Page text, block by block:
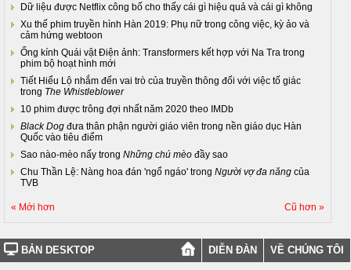
Dữ liệu được Netflix công bố cho thấy cái gì hiệu quả và cái gì không
Xu thế phim truyền hình Hàn 2019: Phụ nữ trong công việc, kỳ ảo và
cảm hứng webtoon
Ống kính Quái vật Điện ảnh: Transformers kết hợp với Na Tra trong
phim bộ hoạt hình mới
Tiết Hiểu Lộ nhắm đến vai trò của truyền thông đối với việc tố giác
trong The Whistleblower
10 phim được trông đợi nhất năm 2020 theo IMDb
Black Dog đưa thân phận người giáo viên trong nền giáo dục Hàn
Quốc vào tiêu điểm
Sao nào-mèo nấy trong Những chú mèo đầy sao
Chu Thần Lệ: Nàng hoa đán 'ngổ ngáo' trong Người vợ đa năng của
TVB
« Mới hơn Cũ hơn »
BẢN DESKTOP DIỄN ĐÀN VỀ CHÚNG TÔI